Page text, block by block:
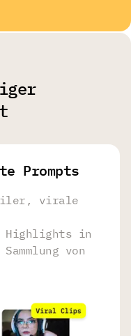
Prompts
virale
Highlights in
von